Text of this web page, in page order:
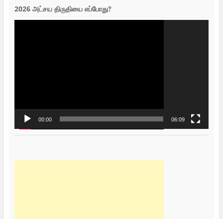
2026 அட்சய திருதியை எப்போது?
00:00 06:09